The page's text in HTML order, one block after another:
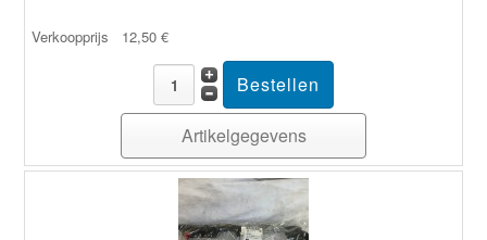
Verkoopprijs 12,50 €
Artikelgegevens